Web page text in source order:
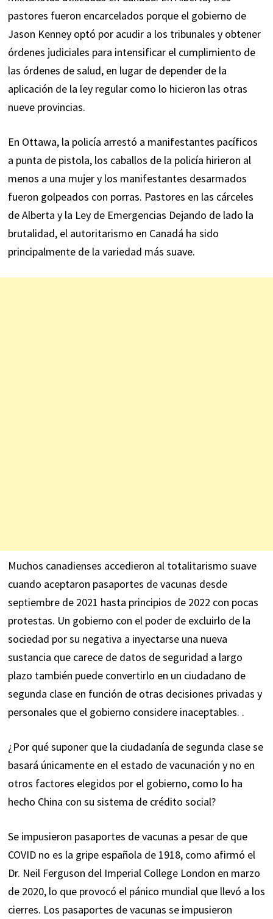
pastores fueron encarcelados porque el gobierno de
Jason Kenney optó por acudir a los tribunales y obtener
órdenes judiciales para intensificar el cumplimiento de
las órdenes de salud, en lugar de depender de la
aplicación de la ley regular como lo hicieron las otras
nueve provincias.
En Ottawa, la policía arrestó a manifestantes pacíficos
a punta de pistola, los caballos de la policía hirieron al
menos a una mujer y los manifestantes desarmados
fueron golpeados con porras. Pastores en las cárceles
de Alberta y la Ley de Emergencias Dejando de lado la
brutalidad, el autoritarismo en Canadá ha sido
principalmente de la variedad más suave.
Muchos canadienses accedieron al totalitarismo suave
cuando aceptaron pasaportes de vacunas desde
septiembre de 2021 hasta principios de 2022 con pocas
protestas. Un gobierno con el poder de excluirlo de la
sociedad por su negativa a inyectarse una nueva
sustancia que carece de datos de seguridad a largo
plazo también puede convertirlo en un ciudadano de
segunda clase en función de otras decisiones privadas y
personales que el gobierno considere inaceptables. .
¿Por qué suponer que la ciudadanía de segunda clase se
basará únicamente en el estado de vacunación y no en
otros factores elegidos por el gobierno, como lo ha
hecho China con su sistema de crédito social?
Se impusieron pasaportes de vacunas a pesar de que
COVID no es la gripe española de 1918, como afirmó el
Dr. Neil Ferguson del Imperial College London en marzo
de 2020, lo que provocó el pánico mundial que llevó a los
cierres. Los pasaportes de vacunas se impusieron